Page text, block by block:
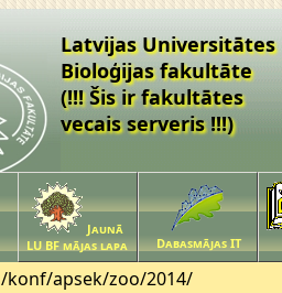
Latvijas Universitātes
Bioloģijas fakultāte
(!!! Šis ir fakultātes
vecais serveris !!!)
Jaunā
LU BF mājas lapa
Dabasmājas IT
/konf/apsek/zoo/2014/